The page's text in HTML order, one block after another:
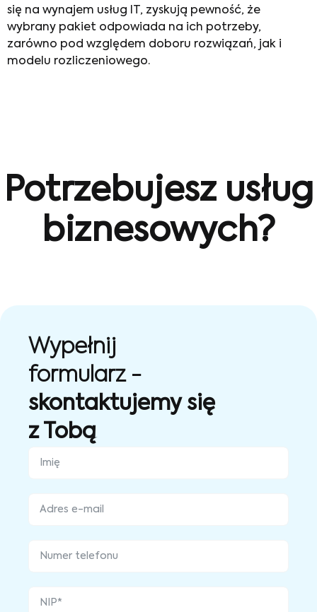
się na wynajem usług IT, zyskują pewność, że
wybrany pakiet odpowiada na ich potrzeby,
zarówno pod względem doboru rozwiązań, jak i
modelu rozliczeniowego.
Potrzebujesz usług
biznesowych?
Wypełnij
formularz -
skontaktujemy się
z Tobą